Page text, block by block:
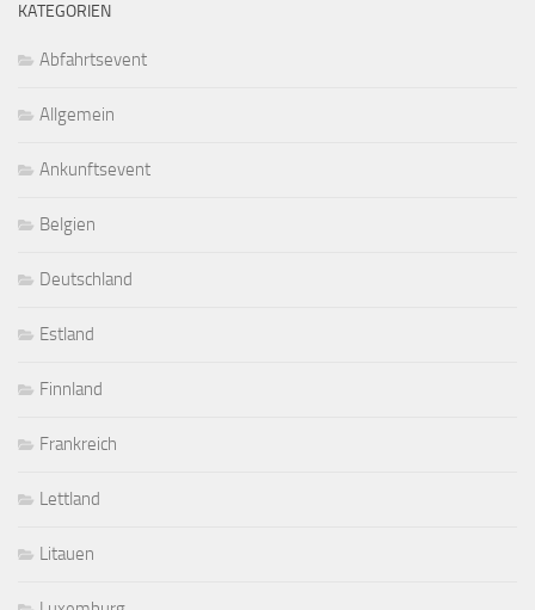
KATEGORIEN
Abfahrtsevent
Allgemein
Ankunftsevent
Belgien
Deutschland
Estland
Finnland
Frankreich
Lettland
Litauen